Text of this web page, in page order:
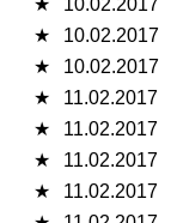
★
10.02.2017
★
10.02.2017
★
11.02.2017
★
11.02.2017
★
11.02.2017
★
11.02.2017